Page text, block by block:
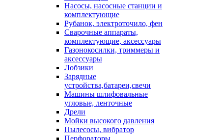
Насосы, насосные станции и
комплектующие
Рубанок, электроточило, фен
Сварочные аппараты,
комплектующие, аксессуары
Газонокосилки, триммеры и
аксессуары
Лобзики
Зарядные
устройства,батареи,свечи
Машины шлифовальные
угловые, ленточные
Дрели
Мойки высокого давления
Пылесосы, вибратор
Перфораторы